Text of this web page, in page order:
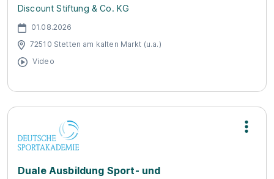
Discount Stiftung & Co. KG
01.08.2026
72510 Stetten am kalten Markt (u.a.)
Video
Duale Ausbildung Sport- und